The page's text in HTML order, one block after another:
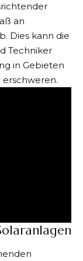
an
Dies kann die
Techniker
in Gebieten